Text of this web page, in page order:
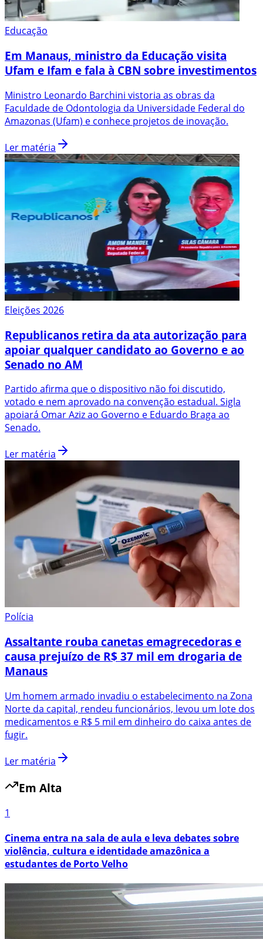
Educação
Em Manaus, ministro da Educação visita
Ufam e Ifam e fala à CBN sobre investimentos
Ministro Leonardo Barchini vistoria as obras da
Faculdade de Odontologia da Universidade Federal do
Amazonas (Ufam) e conhece projetos de inovação.
Ler matéria
Eleições 2026
Republicanos retira da ata autorização para
apoiar qualquer candidato ao Governo e ao
Senado no AM
Partido afirma que o dispositivo não foi discutido,
votado e nem aprovado na convenção estadual. Sigla
apoiará Omar Aziz ao Governo e Eduardo Braga ao
Senado.
Ler matéria
Polícia
Assaltante rouba canetas emagrecedoras e
causa prejuízo de R$ 37 mil em drogaria de
Manaus
Um homem armado invadiu o estabelecimento na Zona
Norte da capital, rendeu funcionários, levou um lote dos
medicamentos e R$ 5 mil em dinheiro do caixa antes de
fugir.
Ler matéria
Em Alta
1
Cinema entra na sala de aula e leva debates sobre
violência, cultura e identidade amazônica a
estudantes de Porto Velho